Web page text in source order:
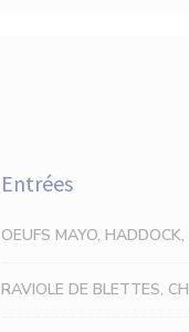
Entrées
OEUFS MAYO,
RAVIOLE DE BLETTES,